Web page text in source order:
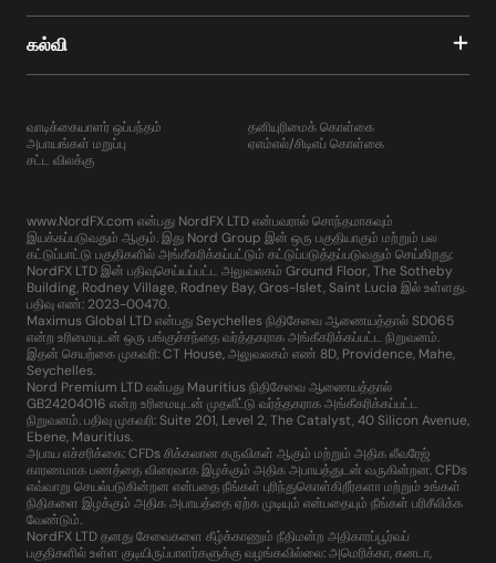
கல்வி
வாடிக்கையாளர் ஒப்பந்தம்
அபாயங்கள் மறுப்பு
சட்ட விலக்கு
தனியுரிமைக் கொள்கை
ஏஎம்எல்/சிடிஎப் கொள்கை
www.NordFX.com என்பது NordFX LTD என்பவரால் சொந்தமாகவும்
இயக்கப்படுவதும் ஆகும். இது Nord Group இன் ஒரு பகுதியாகும் மற்றும் பல
கட்டுப்பாட்டு பகுதிகளில் அங்கீகரிக்கப்பட்டும் கட்டுப்படுத்தப்படுவதும் செய்கிறது:
NordFX LTD இன் பதிவுசெய்யப்பட்ட அலுவலகம் Ground Floor, The Sotheby
Building, Rodney Village, Rodney Bay, Gros-Islet, Saint Lucia இல் உள்ளது.
பதிவு எண்: 2023-00470.
Maximus Global LTD என்பது Seychelles நிதிசேவை ஆணையத்தால் SD065
என்ற உரிமையுடன் ஒரு பங்குச்சந்தை வர்த்தகராக அங்கீகரிக்கப்பட்ட நிறுவனம்.
இதன் செயற்கை முகவரி: CT House, அலுவலகம் எண் 8D, Providence, Mahe,
Seychelles.
Nord Premium LTD என்பது Mauritius நிதிசேவை ஆணையத்தால்
GB24204016 என்ற உரிமையுடன் முதலீட்டு வர்த்தகராக அங்கீகரிக்கப்பட்ட
நிறுவனம். பதிவு முகவரி: Suite 201, Level 2, The Catalyst, 40 Silicon Avenue,
Ebene, Mauritius.
அபாய எச்சரிக்கை: CFDs சிக்கலான கருவிகள் ஆகும் மற்றும் அதிக லீவரேஜ்
காரணமாக பணத்தை விரைவாக இழக்கும் அதிக அபாயத்துடன் வருகின்றன. CFDs
எவ்வாறு செயல்படுகின்றன என்பதை நீங்கள் புரிந்துகொள்கிறீர்களா மற்றும் உங்கள்
நிதிகளை இழக்கும் அதிக அபாயத்தை ஏற்க முடியும் என்பதையும் நீங்கள் பரிசீலிக்க
வேண்டும்.
NordFX LTD தனது சேவைகளை கீழ்க்காணும் நீதிமன்ற அதிகாரப்பூர்வப்
பகுதிகளில் உள்ள குடியிருப்பாளர்களுக்கு வழங்கவில்லை: அமெரிக்கா, கனடா,